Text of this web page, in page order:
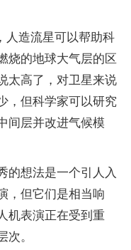
人造流星可以帮助科
烧的地球大气层的区
太高了，对卫星来说
，但科学家可以研究
间层并改进气候模
的想法是一个引人入
，但它们是相当响
机表演正在受到重
。